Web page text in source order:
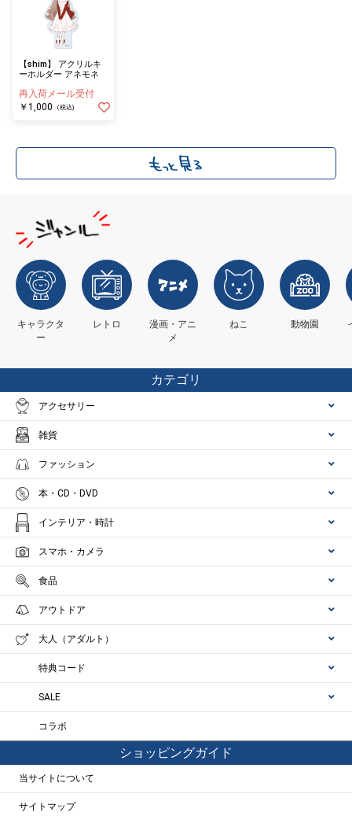
【shim】 アクリルキ
ーホルダー アネモネ
再入荷メール受付
￥1,000
(税込)
キャラクタ
ー
レトロ
漫画・アニ
メ
ねこ 動物園
カテゴリ
アクセサリー
雑貨
ファッション
本・CD・DVD
インテリア・時計
スマホ・カメラ
食品
アウトドア
大人（アダルト）
特典コード
SALE
コラボ
ショッピングガイド
当サイトについて
サイトマップ